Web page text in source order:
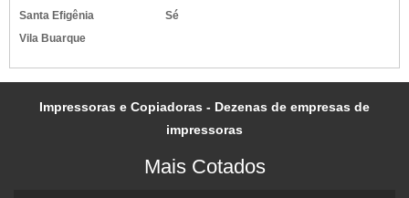
Santa Efigênia
Sé
Vila Buarque
Impressoras e Copiadoras - Dezenas de empresas de
impressoras
Mais Cotados